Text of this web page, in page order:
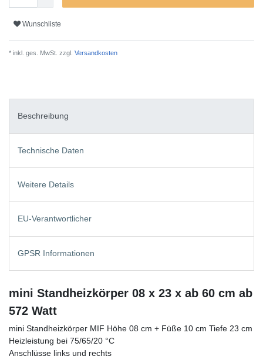
Wunschliste
* inkl. ges. MwSt. zzgl. Versandkosten
Beschreibung
Technische Daten
Weitere Details
EU-Verantwortlicher
GPSR Informationen
mini Standheizkörper 08 x 23 x ab 60 cm ab
572 Watt
mini Standheizkörper MIF Höhe 08 cm + Füße 10 cm Tiefe 23 cm
Heizleistung bei 75/65/20 °C
Anschlüsse links und rechts